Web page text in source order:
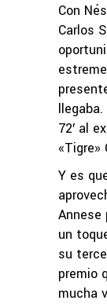
Con
Carlos
72′ al
«Tigre»
Y es
Annese
un
su
premio
mucha